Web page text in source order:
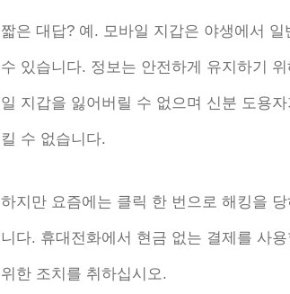
짧은 대답? 예. 모바일 지갑은 야생에서
수 있습니다. 정보는 안전하게 유지하기
일 지갑을 잃어버릴 수 없으며 신분 도용
킬 수 없습니다.
하지만 요즘에는 클릭 한 번으로 해킹을
니다. 휴대전화에서 현금 없는 결제를 사
위한 조치를 취하십시오.